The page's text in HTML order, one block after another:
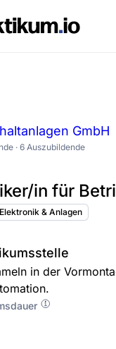
GmbH
· 6 Auszubildende
in für
& Anlagen
in der